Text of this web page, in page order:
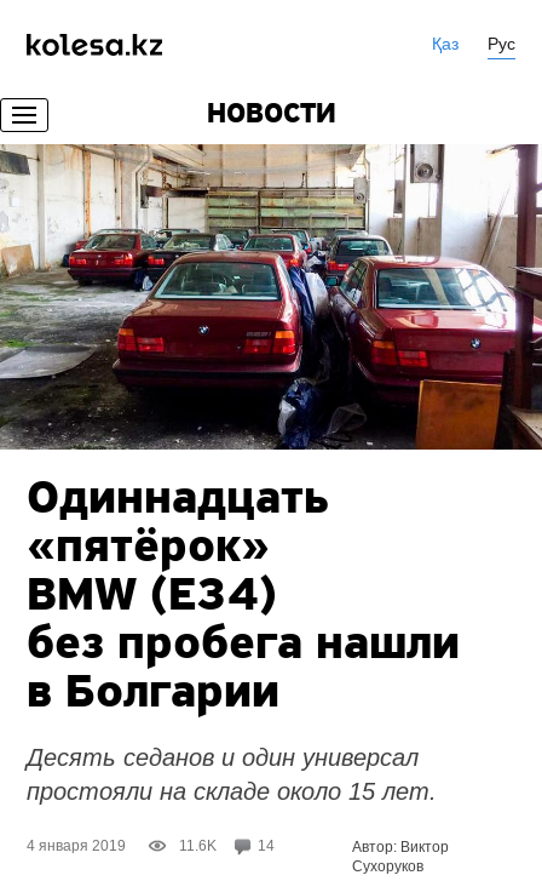
Қаз Рус
НОВОСТИ
Одиннадцать
«пятёрок»
BMW (E34)
без пробега нашли
в Болгарии
Десять седанов и один универсал
простояли на складе около 15 лет.
4 января 2019 11.6K 14
Автор: Виктор
Сухоруков